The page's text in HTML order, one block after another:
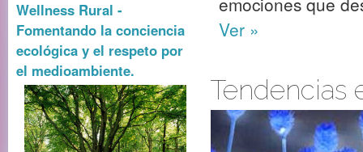
Wellness Rural -
Fomentando la conciencia
ecológica y el respeto por
el medioambiente.
Ver »
Tendencias